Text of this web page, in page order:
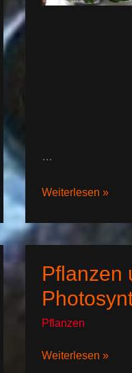
…
Anubias
Weiterlesen »
Pflanzen
Pflanzen
Pflanzen
Weiterlesen »